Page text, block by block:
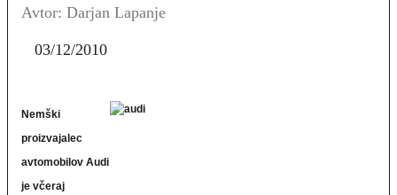
Avtor: Darjan Lapanje
03/12/2010
Nemški
proizvajalec
avtomobilov Audi
je včeraj